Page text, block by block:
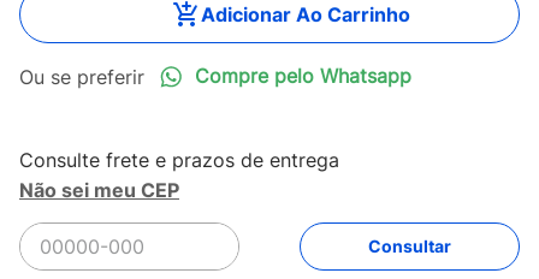
Adicionar Ao Carrinho
Compre pelo Whatsapp
Não sei meu CEP